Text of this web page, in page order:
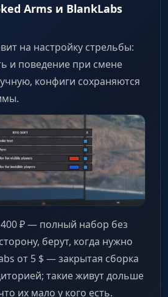
Arms и BlankLabs
на настройку стрельбы:
и поведение при смене
конфиги сохраняются
₽ — полный набор без
берут, когда нужно
от 5 $ — закрытая сборка
такие живут дольше
их мало у кого есть.